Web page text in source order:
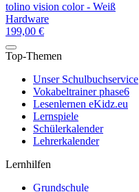
tolino vision color - Weiß
Hardware
199,00 €
Top-Themen
Unser Schulbuchservice
Vokabeltrainer phase6
Lesenlernen eKidz.eu
Lernspiele
Schülerkalender
Lehrerkalender
Lernhilfen
Grundschule